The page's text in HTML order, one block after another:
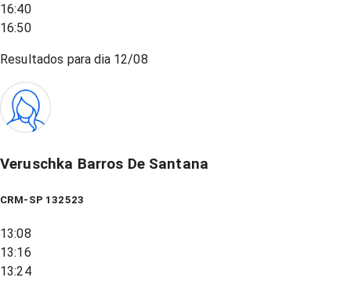
16:40
16:50
Resultados para dia 12/08
Veruschka Barros De Santana
CRM-SP 132523
13:08
13:16
13:24